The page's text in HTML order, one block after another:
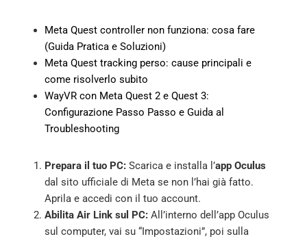
Meta Quest controller non funziona: cosa fare
(Guida Pratica e Soluzioni)
Meta Quest tracking perso: cause principali e
come risolverlo subito
WayVR con Meta Quest 2 e Quest 3:
Configurazione Passo Passo e Guida al
Troubleshooting
Prepara il tuo PC: Scarica e installa l’app Oculus
dal sito ufficiale di Meta se non l’hai già fatto.
Aprila e accedi con il tuo account.
Abilita Air Link sul PC: All’interno dell’app Oculus
sul computer, vai su “Impostazioni”, poi sulla